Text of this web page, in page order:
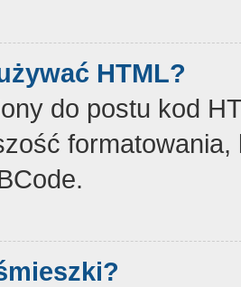
HTML?
do postu kod